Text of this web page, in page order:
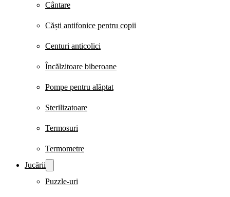
Cântare
Căști antifonice pentru copii
Centuri anticolici
Încălzitoare biberoane
Pompe pentru alăptat
Sterilizatoare
Termosuri
Termometre
Jucării
Puzzle-uri